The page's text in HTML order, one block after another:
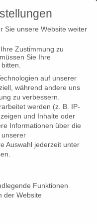
Kreml-Flieger”
Flieger”
eines Abenteuers”
ist beim Ch. Links
Sie unsere Website weiter
Zustimmung zu
Sie Ihre
auf unserer
während andere uns
zu verbessern.
werden (z. B. IP-
und Inhalte oder
Informationen über die
unserer
Auswahl jederzeit unter
Funktionen
der Website